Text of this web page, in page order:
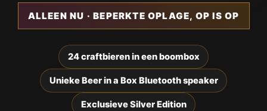
ALLEEN NU · BEPERKTE OPLAGE, OP IS OP
24 craftbieren in een boombox
Unieke Beer in a Box Bluetooth speaker
Exclusieve Silver Edition